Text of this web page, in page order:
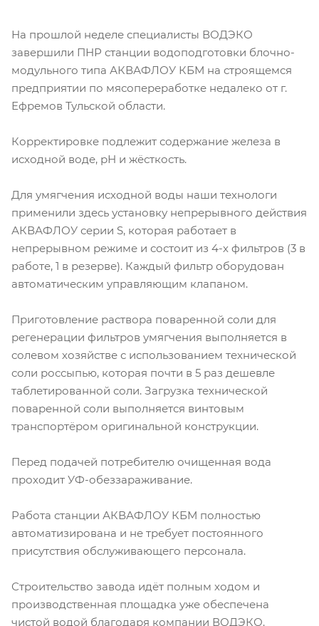
На прошлой неделе специалисты ВОДЭКО
завершили ПНР станции водоподготовки блочно-
модульного типа АКВАФЛОУ КБМ на строящемся
предприятии по мясопереработке недалеко от г.
Ефремов Тульской области.
Корректировке подлежит содержание железа в
исходной воде, рН и жёсткость.
Для умягчения исходной воды наши технологи
применили здесь установку непрерывного действия
АКВАФЛОУ серии S, которая работает в
непрерывном режиме и состоит из 4-х фильтров (3 в
работе, 1 в резерве). Каждый фильтр оборудован
автоматическим управляющим клапаном.
Приготовление раствора поваренной соли для
регенерации фильтров умягчения выполняется в
солевом хозяйстве с использованием технической
соли россыпью, которая почти в 5 раз дешевле
таблетированной соли. Загрузка технической
поваренной соли выполняется винтовым
транспортёром оригинальной конструкции.
Перед подачей потребителю очищенная вода
проходит УФ-обеззараживание.
Работа станции АКВАФЛОУ КБМ полностью
автоматизирована и не требует постоянного
присутствия обслуживающего персонала.
Строительство завода идёт полным ходом и
производственная площадка уже обеспечена
чистой водой благодаря компании ВОДЭКО.